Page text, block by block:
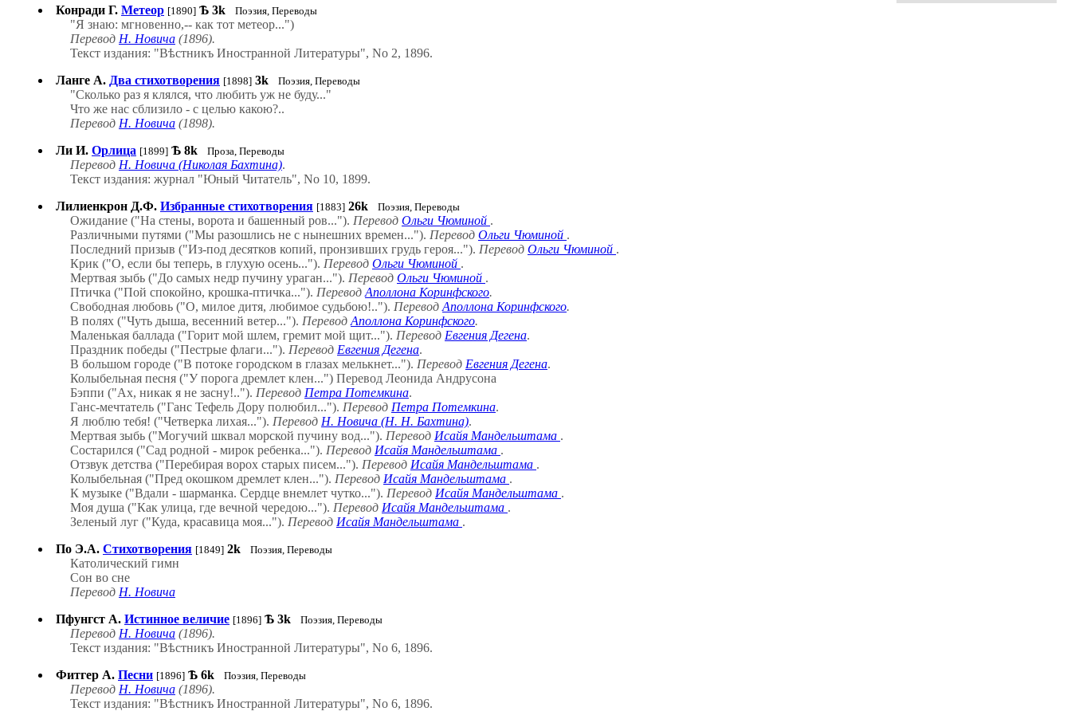
Конради Г. Метеор [1890] Ѣ 3k Поэзия, Переводы
"Я знаю: мгновенно,-- как тот метеор...")
Перевод Н. Новича (1896).
Текст издания: "Вѣстникъ Иностранной Литературы", No 2, 1896.
Ланге А. Два стихотворения [1898] 3k Поэзия, Переводы
"Сколько раз я клялся, что любить уж не буду..."
Что же нас сблизило - с целью какою?..
Перевод Н. Новича (1898).
Ли И. Орлица [1899] Ѣ 8k Проза, Переводы
Перевод Н. Новича (Николая Бахтина).
Текст издания: журнал "Юный Читатель", No 10, 1899.
Лилиенкрон Д.Ф. Избранные стихотворения [1883] 26k Поэзия, Переводы
Ожидание ("На стены, ворота и башенный ров..."). Перевод Ольги Чюминой .
Различными путями ("Мы разошлись не с нынешних времен..."). Перевод Ольги Чюминой .
Последний призыв ("Из-под десятков копий, пронзивших грудь героя..."). Перевод Ольги Чюминой .
Крик ("О, если бы теперь, в глухую осень..."). Перевод Ольги Чюминой .
Мертвая зыбь ("До самых недр пучину ураган..."). Перевод Ольги Чюминой .
Птичка ("Пой спокойно, крошка-птичка..."). Перевод Аполлона Коринфского.
Свободная любовь ("О, милое дитя, любимое судьбою!.."). Перевод Аполлона Коринфского.
В полях ("Чуть дыша, весенний ветер..."). Перевод Аполлона Коринфского.
Маленькая баллада ("Горит мой шлем, гремит мой щит..."). Перевод Евгения Дегена.
Праздник победы ("Пестрые флаги..."). Перевод Евгения Дегена.
В большом городе ("В потоке городском в глазах мелькнет..."). Перевод Евгения Дегена.
Колыбельная песня ("У порога дремлет клен...") Перевод Леонида Андрусона
Бэппи ("Ах, никак я не засну!.."). Перевод Петра Потемкина.
Ганс-мечтатель ("Ганс Тефель Дору полюбил..."). Перевод Петра Потемкина.
Я люблю тебя! ("Четверка лихая..."). Перевод Н. Новича (Н. Н. Бахтина).
Мертвая зыбь ("Могучий шквал морской пучину вод..."). Перевод Исайя Мандельштама .
Состарился ("Сад родной - мирок ребенка..."). Перевод Исайя Мандельштама .
Отзвук детства ("Перебирая ворох старых писем..."). Перевод Исайя Мандельштама .
Колыбельная ("Пред окошком дремлет клен..."). Перевод Исайя Мандельштама .
К музыке ("Вдали - шарманка. Сердце внемлет чутко..."). Перевод Исайя Мандельштама .
Моя душа ("Как улица, где вечной чередою..."). Перевод Исайя Мандельштама .
Зеленый луг ("Куда, красавица моя..."). Перевод Исайя Мандельштама .
По Э.А. Стихотворения [1849] 2k Поэзия, Переводы
Католический гимн
Сон во сне
Перевод Н. Новича
Пфунгст А. Истинное величие [1896] Ѣ 3k Поэзия, Переводы
Перевод Н. Новича (1896).
Текст издания: "Вѣстникъ Иностранной Литературы", No 6, 1896.
Фитгер А. Песни [1896] Ѣ 6k Поэзия, Переводы
Перевод Н. Новича (1896).
Текст издания: "Вѣстникъ Иностранной Литературы", No 6, 1896.